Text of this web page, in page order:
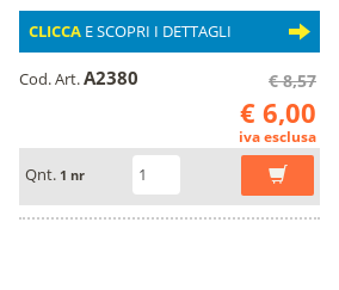
CLICCAE SCOPRI I DETTAGLI
Cod. Art.A2380 € 8,57
€ 6,00
iva esclusa
Qnt. 1 nr